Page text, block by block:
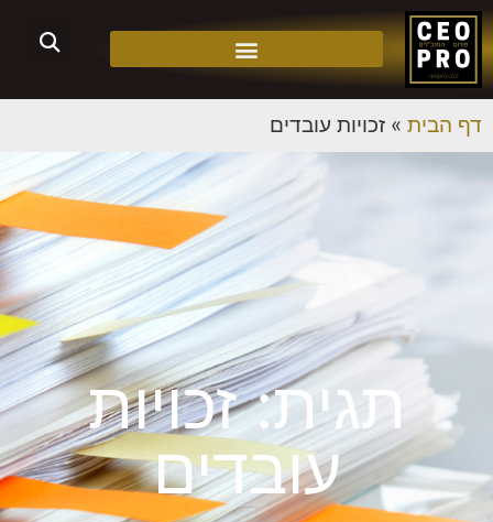
דף הבית » זכויות עובדים
תגית: זכויות
עובדים